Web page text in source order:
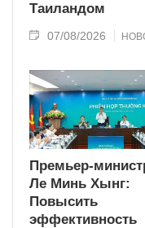
Таиландом
07/08/2026
Премьер-
Ле Минь Хынг:
Повысить
эффективность